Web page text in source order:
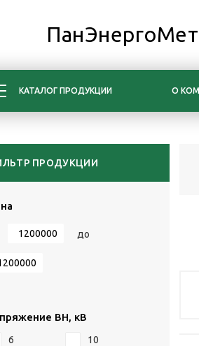
ПанЭнергоМет
КАТАЛОГ ПРОДУКЦИИ О
ПРОДУКЦИИ
до
ВН, кВ
6 10